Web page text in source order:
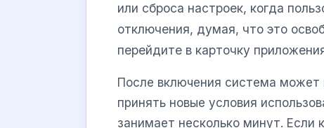
или сброса настроек, когда
отключения, думая, что это
перейдите в карточку
После включения система
принять новые условия
занимает несколько минут. Если